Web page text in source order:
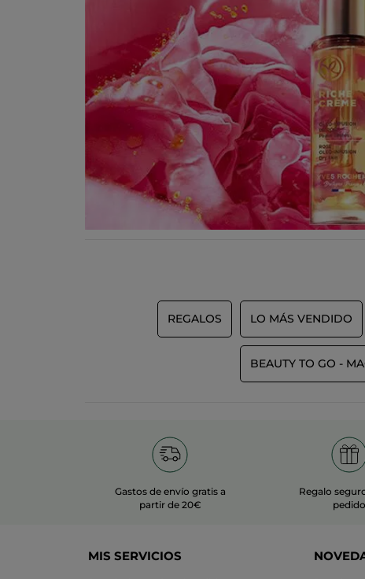
REGALOS LO MÁS VENDIDO
BEAUTY TO GO -
Gastos de envío gratis a
partir de 20€
Regalo
pedido
MIS SERVICIOS